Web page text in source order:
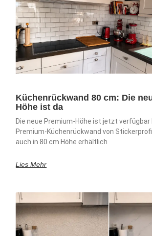
Küchenrückwand 80 cm: Die
Höhe ist da
Die neue Premium-Höhe ist jetzt verfügbar
Premium-Küchenrückwand von
auch in 80 cm Höhe erhältlich
Lies Mehr